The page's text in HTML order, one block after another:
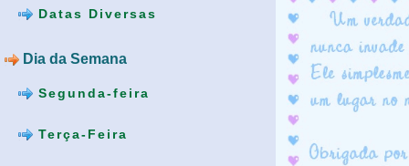
Datas Diversas
Dia da Semana
Segunda-feira
Terça-Feira